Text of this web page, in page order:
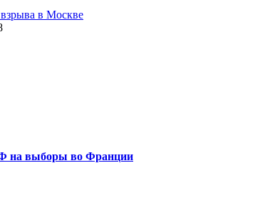
в Москве
на выборы во Франции